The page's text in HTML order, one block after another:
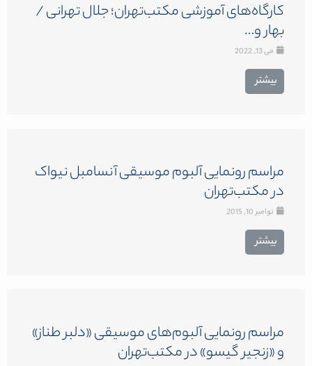
کارگاه‌های آموزشی مکتب‌تهران؛ جلال تهرانی /
بهار و…
می 13, 2022
بیشتر
مراسم رونمایی آلبوم موسیقی آنسامبل نیواک
در مکتب‌تهران
نوامبر 10, 2015
بیشتر
مراسم رونمایی آلبوم‌های موسیقی «دلبر طناز»
و «زنجیر گیسو» در مکتب‌تهران